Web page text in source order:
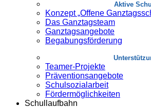
Aktive
Konzept „Offene
Das Ganztagsteam
Ganztagsangebote
Begabungsförderung
Teamer-Projekte
Präventionsangebote
Schulsozialarbeit
Fördermöglichkeiten
Schullaufbahn